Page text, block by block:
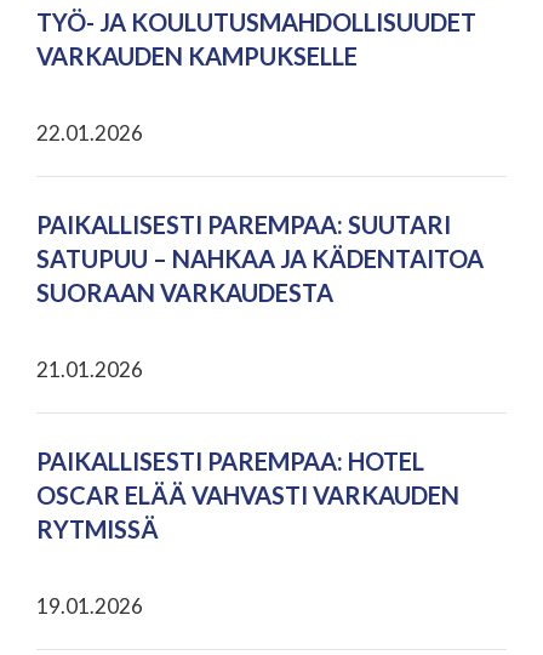
TYÖ- JA KOULUTUSMAHDOLLISUUDET
VARKAUDEN KAMPUKSELLE
22.01.2026
PAIKALLISESTI PAREMPAA: SUUTARI
SATUPUU – NAHKAA JA KÄDENTAITOA
SUORAAN VARKAUDESTA
21.01.2026
PAIKALLISESTI PAREMPAA: HOTEL
OSCAR ELÄÄ VAHVASTI VARKAUDEN
RYTMISSÄ
19.01.2026